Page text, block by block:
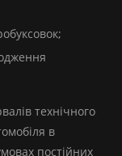
технічного
в
постійних